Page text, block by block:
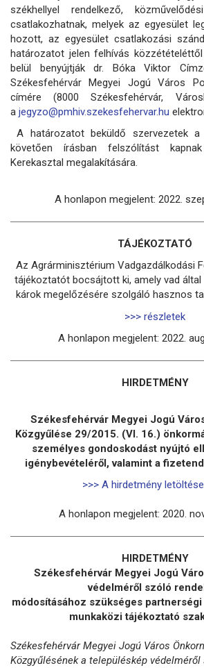
székhellyel rendelkező,
csatlakozhatnak, melyek az egyesület
hozott, az egyesület csatlakozási
határozatot jelen felhívás
belül benyújtják dr. Bóka Viktor
Székesfehérvár Megyei Jogú Város
címére (8000 Székesfehérvár,
a jegyzo@pmhiv.szekesfehervar.hu
A határozatot beküldő szervezetek a
követően írásban felszólítást
Kerekasztal megalakítására.
A honlapon megjelent: 2022.
TÁJÉKOZTATÓ
Az Agrárminisztérium Vadgazdálkodási
tájékoztatót bocsájtott ki, amely vad
károk megelőzésére szolgáló hasznos
>>> részletek
A honlapon megjelent: 2022.
HIRDETMÉNY
Székesfehérvár Megyei Jogú
Közgyűlése 29/2015. (VI. 16.)
személyes gondoskodást nyújtó
igénybevételéről, valamint a
>>> A hirdetmény
A honlapon megjelent: 2020.
HIRDETMÉNY
Székesfehérvár Megyei Jogú
védelméről szóló
módosításához szükséges
munkaközi tájékoztató
Székesfehérvár Megyei Jogú Város
Közgyűlésének a településkép védelméről